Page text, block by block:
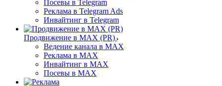
Посевы в Telegram
Реклама в Telegram Ads
Инвайтинг в Telegram
Продвижение в MAX (PR)
Ведение канала в MAX
Реклама в MAX
Инвайтинг в MAX
Посевы в MAX